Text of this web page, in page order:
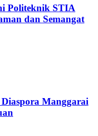
Politeknik STIA
dan Semangat
Manggarai